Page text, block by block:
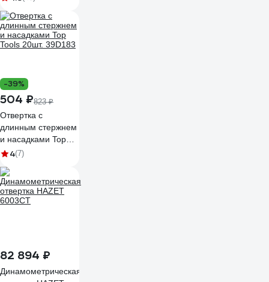
-39%
504 ₽823 ₽
Отвертка с
длинным стержнем
и насадками Top
Tools 20шт. 39D183
4(7)
82 894 ₽
Динамометрическая